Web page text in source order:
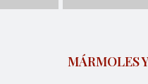
MÁRMOLES